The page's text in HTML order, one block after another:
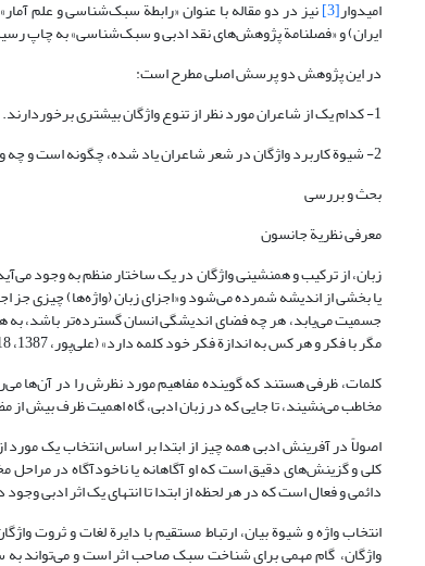
امیدوار[3] نیز در دو مقاله با عنوان «رابطة سبک‌شناسی و علم
ایران) و «فصلنامة پژوهش‌های نقد ادبی و سبک‌شناسی» به چاپ
در این پژوهش دو پرسش اصلی مطرح است:
1- کدام یک از شاعران مورد نظر از تنوع واژگان بیشتری برخوردارند.
2- شیوة کاربرد واژگان در شعر شاعران یاد شده، چگونه است و چه ویژگی‌هایی از شعر آنان را منعکس می‌کند.
بحث و بررسی
معرفی نظریة جانسون
زبان، از ترکیب و همنشینی واژگان در یک ساختار منظم به وجود
یا بخشی از اندیشه شمرده می‌شود و«اجزای زبان (واژه‌ها) چیزی جز
جسمیت می‌یابد، هر چه فضای اندیشگی انسان گسترده‌تر باشد، به
مگر با فکر و هر کس به اندازة فکر خود کلمه دارد» (علی‌پور، 1387، 18).
کلمات، ظرفی هستند که گوینده مفاهیم مورد نظرش را در آن‌ها
مخاطب می‌نشیند، تا جایی که در زبان ادبی، گاه اهمیت ظرف بیش
اصولاً در آفرینش ادبی همه چیز از ابتدا بر اساس انتخاب یک
کلی و گزینش‌های دقیق است که او آگاهانه یا ناخودآگاه در
دائمی و فعال است که در هر لحظه از ابتدا تا انتهای یک اثر ادبی وجود دارد
انتخاب واژه و شیوة بیان، ارتباط مستقیم با دایرة لغات و ثروت
واژگان، گام مهمی برای شناخت سبک صاحب اثر است و می‌تواند